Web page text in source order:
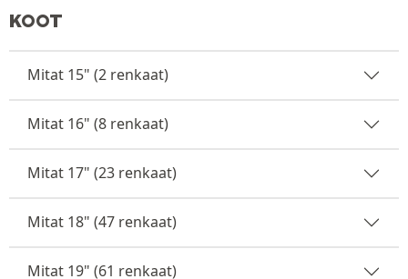
KOOT
Mitat 15" (2 renkaat)
Mitat 16" (8 renkaat)
Mitat 17" (23 renkaat)
Mitat 18" (47 renkaat)
Mitat 19" (61 renkaat)